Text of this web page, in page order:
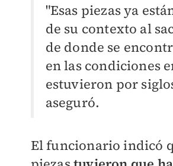
"Esas piezas ya
de su contexto al
de donde se
en las condiciones
estuvieron por
aseguró.
El funcionario indicó